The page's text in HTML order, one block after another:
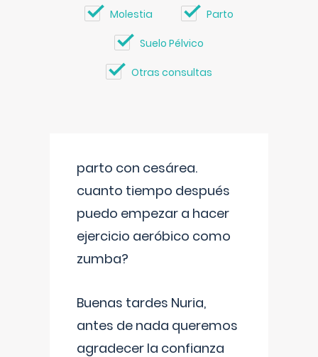
Molestia Parto
Suelo Pélvico
Otras consultas
parto con cesárea.
cuanto tiempo después
puedo empezar a hacer
ejercicio aeróbico como
zumba?
Buenas tardes Nuria,
antes de nada queremos
agradecer la confianza